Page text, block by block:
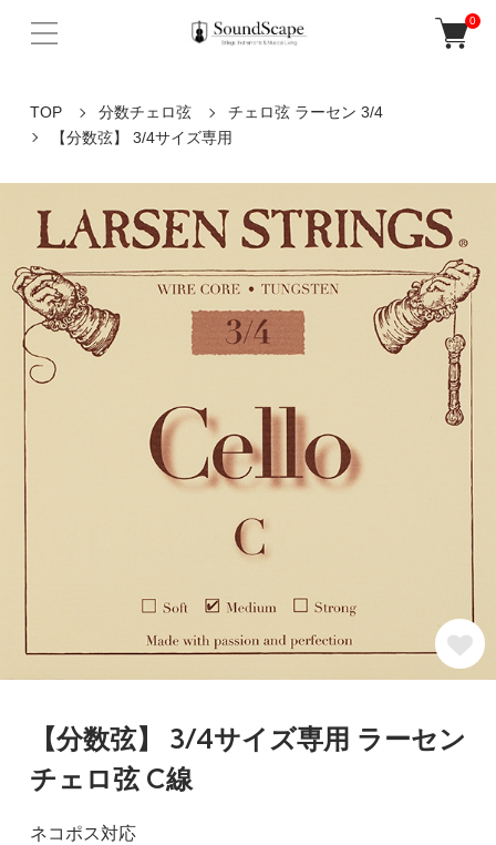
0
TOP 分数チェロ弦
チェロ弦 ラーセン 3/4
【分数弦】 3/4サイズ専用
【分数弦】 3/4サイズ専用 ラーセン
チェロ弦 C線
ネコポス対応